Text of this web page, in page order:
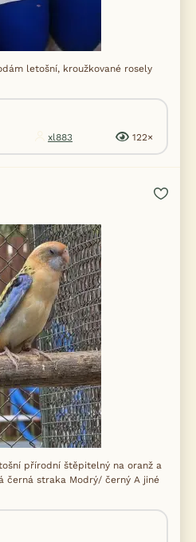
letošní, kroužkované rosely
xl883 122×
přírodní štěpitelný na oranž a
černá straka Modrý/ černý A jiné